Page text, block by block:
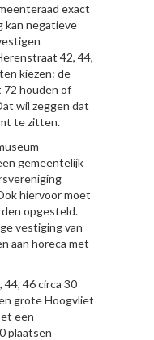
exact
kan negatieve
42, 44,
kiezen: de
72 houden of
wil zeggen dat
te zitten.
gemeentelijk
hiervoor moet
opgesteld.
vestiging van
aan horeca met
46 circa 30
grote Hoogvliet
een
plaatsen